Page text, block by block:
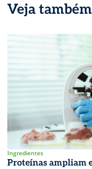
Veja também
Ingredientes
Proteínas ampliam